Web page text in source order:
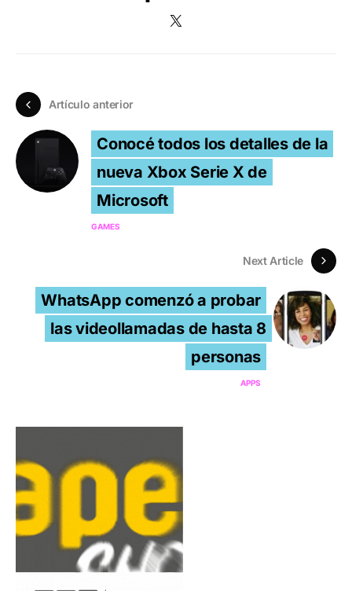
Artículo anterior
Conocé todos los detalles de la
nueva Xbox Serie X de
Microsoft
GAMES
Next Article
WhatsApp comenzó a probar
las videollamadas de hasta 8
personas
APPS